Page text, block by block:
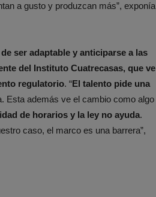
a gusto y produzcan más”, exponía
ser adaptable y anticiparse a las
del Instituto Cuatrecasas, que ve
regulatorio. “El talento pide una
Esta además ve el cambio como algo
de horarios y la ley no ayuda.
caso, el marco es una barrera”,